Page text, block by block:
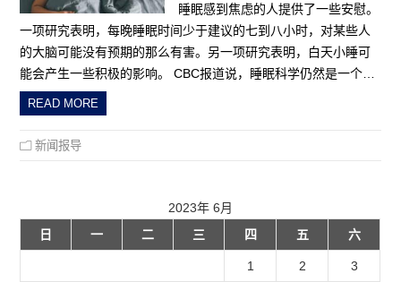
睡眠感到焦虑的人提供了一些安慰。
一项研究表明，每晚睡眠时间少于建议的七到八小时，对某些人
的大脑可能没有预期的那么有害。另一项研究表明，白天小睡可
能会产生一些积极的影响。 CBC报道说，睡眠科学仍然是一个…
READ MORE
新闻报导
2023年 6月
日
一 二 三 四 五 六
1 2 3